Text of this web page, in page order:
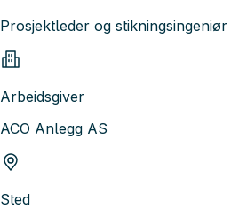
Prosjektleder og stikningsingeniør
Arbeidsgiver
ACO Anlegg AS
Sted